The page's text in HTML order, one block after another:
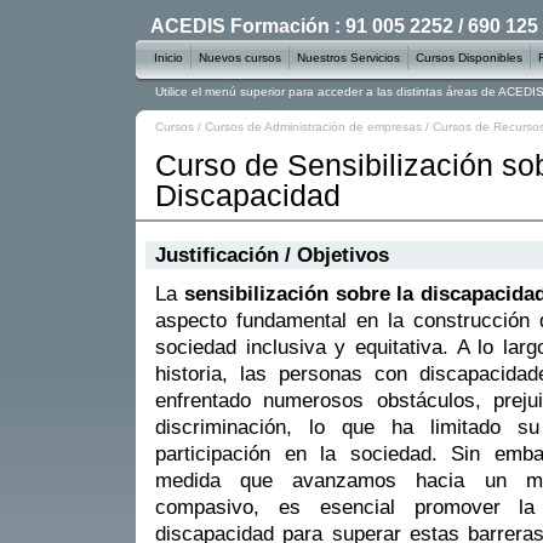
Cursos / Cursos de Administración de empresas / Cursos de
Curso de Sensibilización
Discapacidad
Justificación / Objetivos
La sensibilización sobre la
aspecto fundamental en la construcción
sociedad inclusiva y equitativa. A lo
historia, las personas con
enfrentado numerosos obstáculos,
discriminación, lo que ha limitado
participación en la sociedad. Sin
medida que avanzamos hacia un
compasivo, es esencial promover
discapacidad para superar estas
ACEDIS Formación : 91 005 2252 / 690 125
Inicio Nuevos cursos Nuestros Servicios Cursos Disponibles
Utilice el menú superior para acceder a las distintas áreas de